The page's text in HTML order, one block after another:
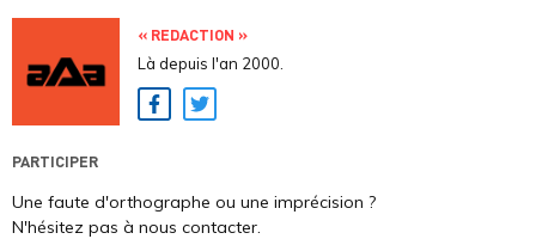
« REDACTION »
Là depuis l'an 2000.
Facebook
Twitter
PARTICIPER
Une faute d'orthographe ou une imprécision ?
N'hésitez pas à nous contacter.